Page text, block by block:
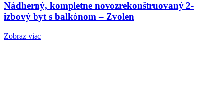
Nádherný, kompletne novozrekonštruovaný 2-
izbový byt s balkónom – Zvolen
Zobraz viac